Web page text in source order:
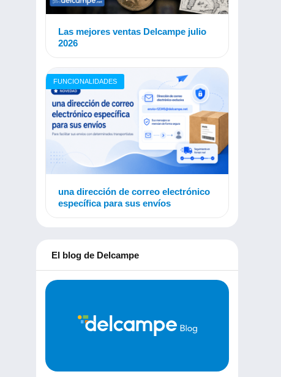
Las mejores ventas Delcampe julio
2026
FUNCIONALIDADES
una dirección de correo electrónico
específica para sus envíos
El blog de Delcampe